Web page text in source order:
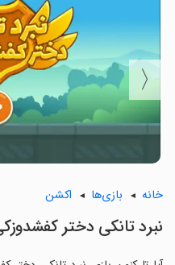
〈
خانه بازی‌ها اکشن
نبرد تانکی دختر